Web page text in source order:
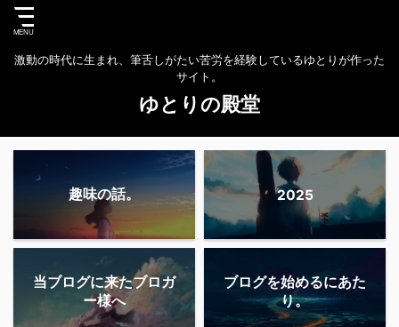
激動の時代に生まれ、筆舌しがたい苦労を経験しているゆとりが作った
サイト。
ゆとりの殿堂
趣味の話。 2025
当ブログに来たブロガ
ー様へ
ブログを始めるにあた
り。